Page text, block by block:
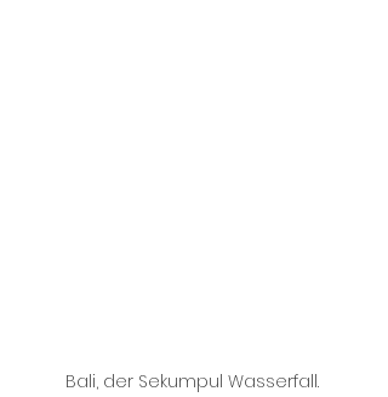
Bali, der Sekumpul Wasserfall.